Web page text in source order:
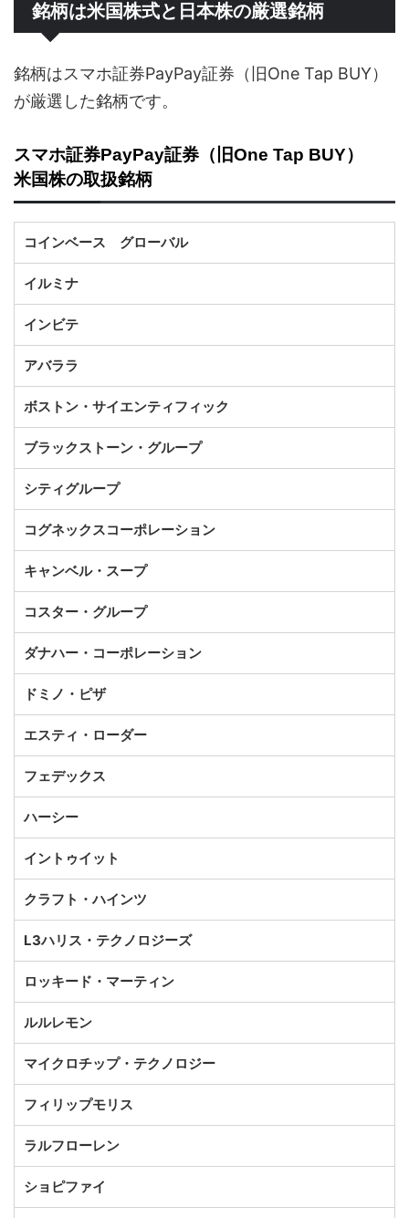
銘柄は米国株式と日本株の厳選銘柄
銘柄はスマホ証券PayPay証券（旧One Tap BUY）
が厳選した銘柄です。
スマホ証券PayPay証券（旧One Tap BUY）
米国株の取扱銘柄
コインベース グローバル
イルミナ
インビテ
アバララ
ボストン・サイエンティフィック
ブラックストーン・グループ
シティグループ
コグネックスコーポレーション
キャンベル・スープ
コスター・グループ
ダナハー・コーポレーション
ドミノ・ピザ
エスティ・ローダー
フェデックス
ハーシー
イントゥイット
クラフト・ハインツ
L3ハリス・テクノロジーズ
ロッキード・マーティン
ルルレモン
マイクロチップ・テクノロジー
フィリップモリス
ラルフローレン
ショピファイ